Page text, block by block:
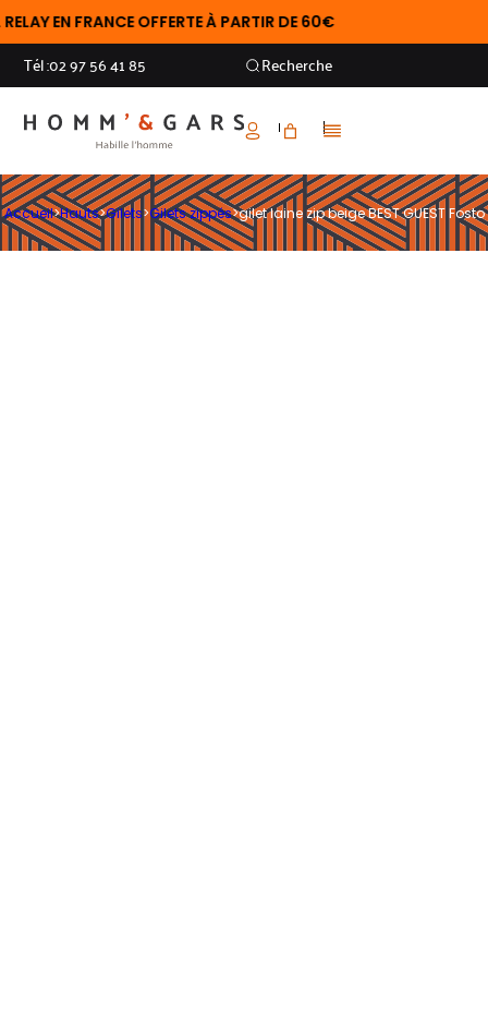
EN FRANCE OFFERTE À PARTIR DE 60€
Tél :02 97 56 41 85 Recherche
Accueil>Hauts>Gilets>Gilets zippés>gilet laine zip beige BEST GUEST Fosto